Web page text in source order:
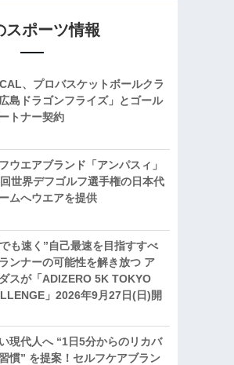
スポーツ情報
、プロバスケットボールクラ
島ドラゴンフライズ」とゴール
トナー契約
ウエアブランド「アンパスィ」
世界デフゴルフ選手権の日本代
ムへウエアを提供
も速く”自己最速を目指すすべ
ンナーの可能性を解き放つ ア
スが「ADIZERO 5K TOKYO
」2026年9月27日(日)開
現代人へ “1日5分からのリカバ
慣” を提案！セルフケアブラン